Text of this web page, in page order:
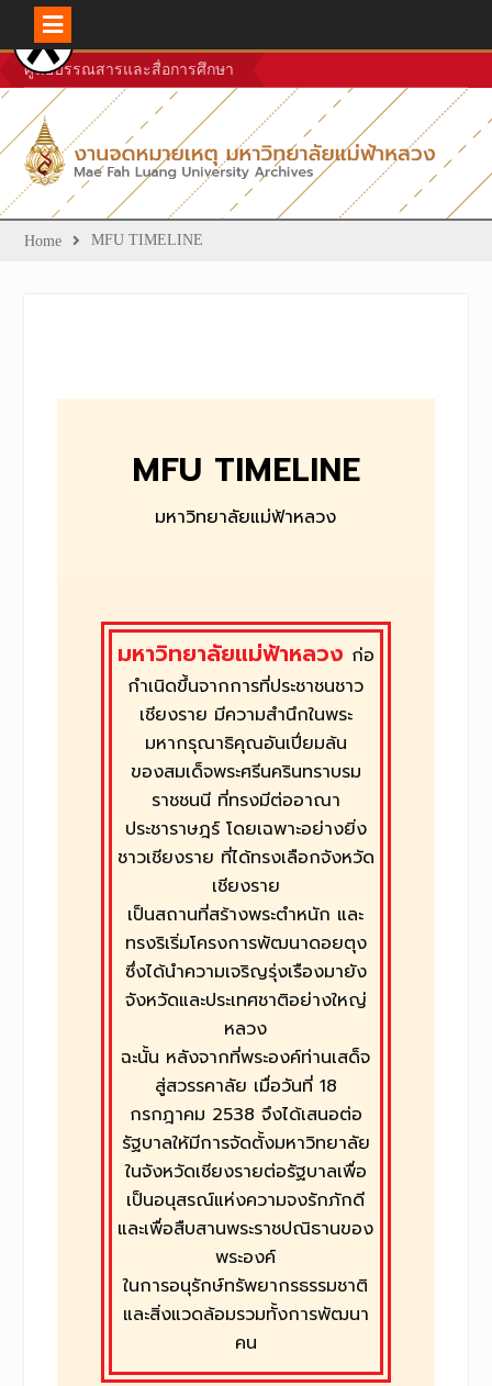
ศูนย์บรรณสารและสื่อการศึกษา
Home MFU TIMELINE
MFU TIMELINE
มหาวิทยาลัยแม่ฟ้าหลวง
มหาวิทยาลัยแม่ฟ้าหลวง ก่อ
กำเนิดขึ้นจากการที่ประชาชนชาว
เชียงราย มีความสำนึกในพระ
มหากรุณาธิคุณอันเปี่ยมล้น
ของสมเด็จพระศรีนครินทราบรม
ราชชนนี ที่ทรงมีต่ออาณา
ประชาราษฎร์ โดยเฉพาะอย่างยิ่ง
ชาวเชียงราย ที่ได้ทรงเลือกจังหวัด
เชียงราย
เป็นสถานที่สร้างพระตำหนัก และ
ทรงริเริ่มโครงการพัฒนาดอยตุง
ซึ่งได้นำความเจริญรุ่งเรืองมายัง
จังหวัดและประเทศชาติอย่างใหญ่
หลวง
ฉะนั้น หลังจากที่พระองค์ท่านเสด็จ
สู่สวรรคาลัย เมื่อวันที่ 18
กรกฎาคม 2538 จึงได้เสนอต่อ
รัฐบาลให้มีการจัดตั้งมหาวิทยาลัย
ในจังหวัดเชียงรายต่อรัฐบาลเพื่อ
เป็นอนุสรณ์แห่งความจงรักภักดี
และเพื่อสืบสานพระราชปณิธานของ
พระองค์
ในการอนุรักษ์ทรัพยากรธรรมชาติ
และสิ่งแวดล้อมรวมทั้งการพัฒนา
คน